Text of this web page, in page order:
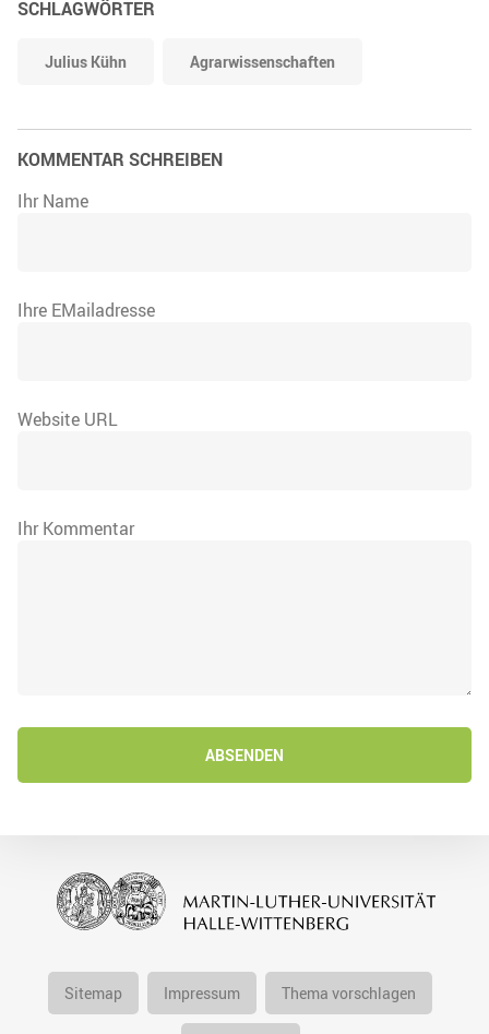
SCHLAGWÖRTER
Julius Kühn Agrarwissenschaften
KOMMENTAR SCHREIBEN
Ihr Name
Ihre EMailadresse
Website URL
Ihr Kommentar
ABSENDEN
Sitemap Impressum Thema vorschlagen